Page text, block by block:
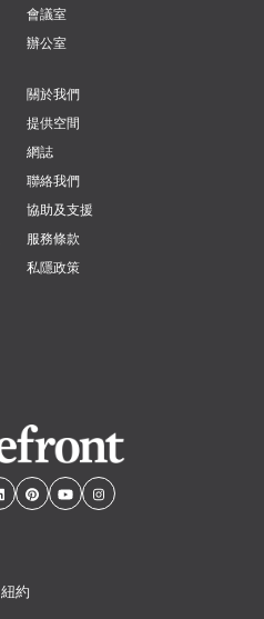
會議室
辦公室
關於我們
提供空間
網誌
聯絡我們
協助及支援
服務條款
私隱政策
紐約